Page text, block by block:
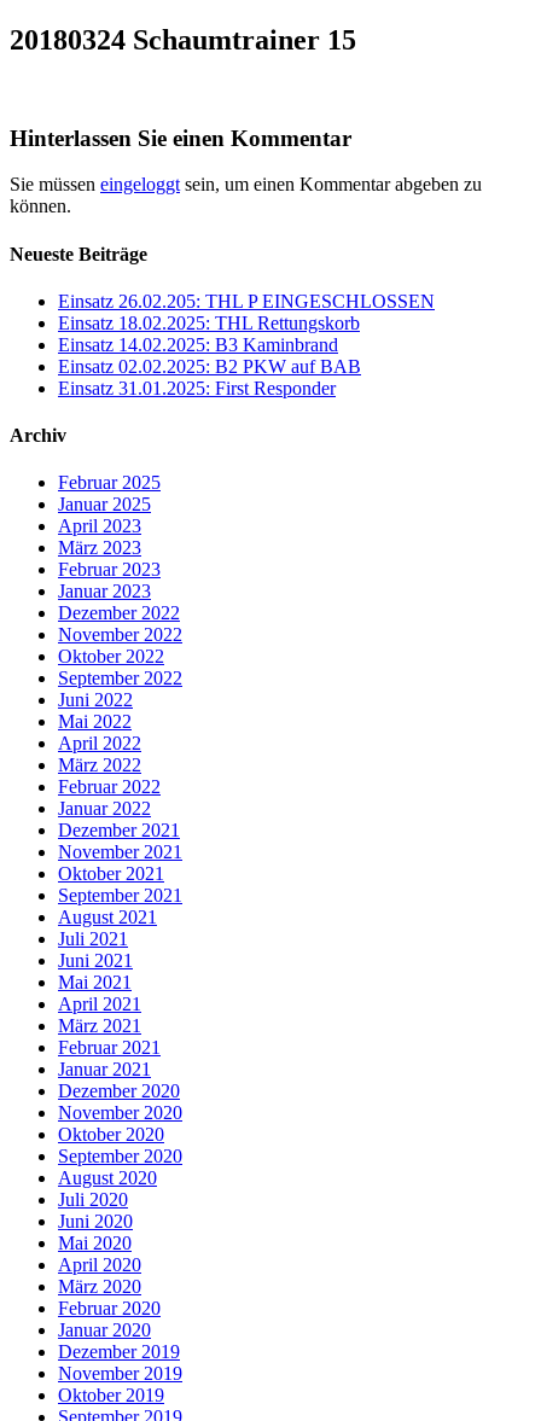
20180324 Schaumtrainer 15
Hinterlassen Sie einen Kommentar
Sie müssen eingeloggt sein, um einen Kommentar abgeben zu
können.
Neueste Beiträge
Einsatz 26.02.205: THL P EINGESCHLOSSEN
Einsatz 18.02.2025: THL Rettungskorb
Einsatz 14.02.2025: B3 Kaminbrand
Einsatz 02.02.2025: B2 PKW auf BAB
Einsatz 31.01.2025: First Responder
Archiv
Februar 2025
Januar 2025
April 2023
März 2023
Februar 2023
Januar 2023
Dezember 2022
November 2022
Oktober 2022
September 2022
Juni 2022
Mai 2022
April 2022
März 2022
Februar 2022
Januar 2022
Dezember 2021
November 2021
Oktober 2021
September 2021
August 2021
Juli 2021
Juni 2021
Mai 2021
April 2021
März 2021
Februar 2021
Januar 2021
Dezember 2020
November 2020
Oktober 2020
September 2020
August 2020
Juli 2020
Juni 2020
Mai 2020
April 2020
März 2020
Februar 2020
Januar 2020
Dezember 2019
November 2019
Oktober 2019